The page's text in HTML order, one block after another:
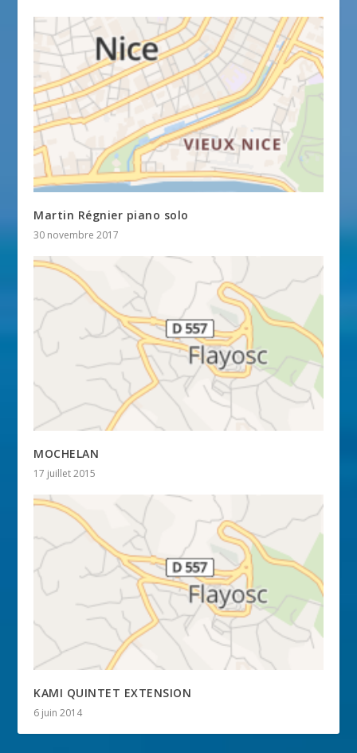
Martin Régnier piano solo
30 novembre 2017
MOCHELAN
17 juillet 2015
KAMI QUINTET EXTENSION
6 juin 2014